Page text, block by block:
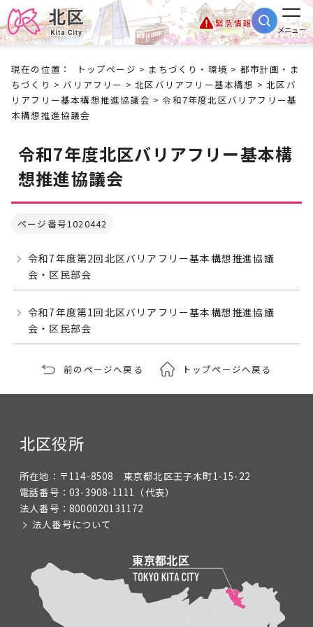
緊急情報
メニュー
現在の位置： トップページ > まちづくり・環境 > 都市計画・ま
ちづくり > バリアフリー >北区バリアフリー基本構想 >北区バ
リアフリー基本構想推進協議会 > 令和7年度北区バリアフリー基
本構想推進協議会
令和7年度北区バリアフリー基本構
想推進協議会
ページ番号1020442
令和7年度第2回北区バリアフリー基本構想推進協議
会・区民部会
令和7年度第1回北区バリアフリー基本構想推進協議
会・区民部会
前のページへ戻る トップページへ戻る
北区役所
所在地： 〒114-8508 東京都北区王子本町1-15-22
電話番号： 03-3908-1111 （代表）
法人番号： 8000020131172
法人番号について